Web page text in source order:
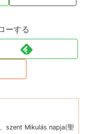
ーする
szent Mikulás napja(聖